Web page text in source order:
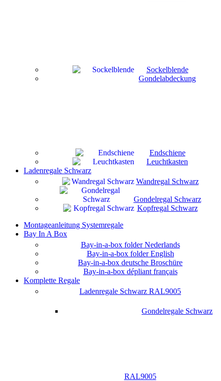
Sockelblende
Gondelabdeckung
Endschiene
Leuchtkasten
Ladenregale Schwarz
Wandregal Schwarz
Gondelregal Schwarz
Kopfregal Schwarz
Montageanleitung Systemregale
Bay In A Box
Bay-in-a-box folder Nederlands
Bay-in-a-box folder English
Bay-in-a-box deutsche Broschüre
Bay-in-a-box dépliant français
Komplette Regale
Ladenregale Schwarz RAL9005
Gondelregale Schwarz
RAL9005